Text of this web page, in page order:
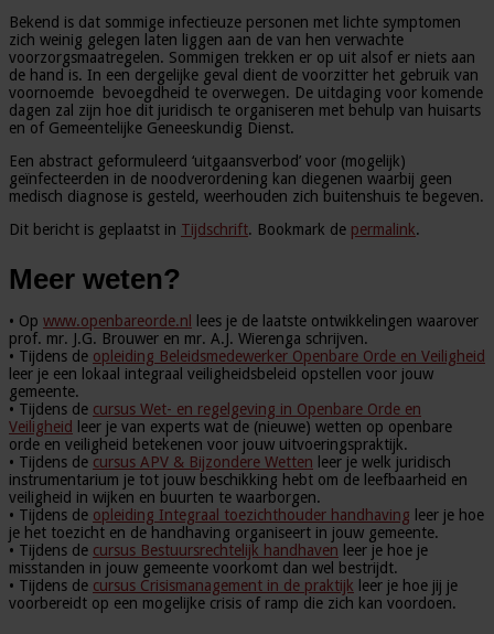
Bekend is dat sommige infectieuze personen met lichte symptomen
zich weinig gelegen laten liggen aan de van hen verwachte
voorzorgsmaatregelen. Sommigen trekken er op uit alsof er niets aan
de hand is. In een dergelijke geval dient de voorzitter het gebruik van
voornoemde bevoegdheid te overwegen. De uitdaging voor komende
dagen zal zijn hoe dit juridisch te organiseren met behulp van huisarts
en of Gemeentelijke Geneeskundig Dienst.
Een abstract geformuleerd ‘uitgaansverbod’ voor (mogelijk)
geïnfecteerden in de noodverordening kan diegenen waarbij geen
medisch diagnose is gesteld, weerhouden zich buitenshuis te begeven.
Dit bericht is geplaatst in Tijdschrift. Bookmark de permalink.
Meer weten?
• Op www.openbareorde.nl
lees je de laatste ontwikkelingen waarover
prof. mr. J.G. Brouwer en mr. A.J. Wierenga schrijven.
• Tijdens de opleiding Beleidsmedewerker Openbare Orde en Veiligheid
leer je een lokaal integraal veiligheidsbeleid opstellen voor jouw
gemeente.
• Tijdens de cursus Wet- en regelgeving in Openbare Orde en
Veiligheid
leer je van experts wat de (nieuwe) wetten op openbare
orde en veiligheid betekenen voor jouw uitvoeringspraktijk.
• Tijdens de cursus APV & Bijzondere Wetten leer je welk juridisch
instrumentarium je tot jouw beschikking hebt om de leefbaarheid en
veiligheid in wijken en buurten te waarborgen.
• Tijdens de opleiding Integraal toezichthouder handhaving leer je hoe
je het toezicht en de handhaving organiseert in jouw gemeente.
• Tijdens de cursus Bestuursrechtelijk handhaven leer je hoe je
misstanden in jouw gemeente voorkomt dan wel bestrijdt.
• Tijdens de cursus Crisismanagement in de praktijk leer je hoe jij je
voorbereidt op een mogelijke crisis of ramp die zich kan voordoen.